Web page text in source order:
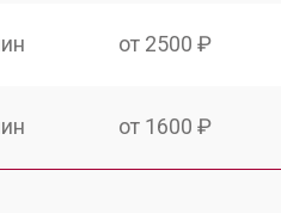
от 2500 ₽
от 1600 ₽